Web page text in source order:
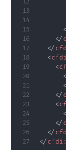
</
</
<
<
<
<
</
<
<
</
</
</